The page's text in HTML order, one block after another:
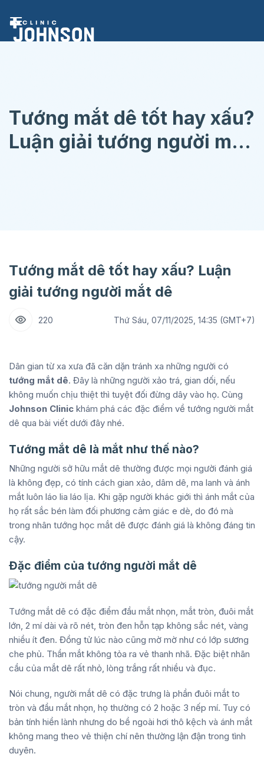
đến
Tướng mắt dê tốt hay xấu?
Luận giải tướng người mắt
Tướng mắt dê tốt hay xấu? Luận
giải tướng người mắt dê
220 Thứ Sáu, 07/11/2025, 14:35 (GMT+7)
Dân gian từ xa xưa đã căn dặn tránh xa những người có
tướng mắt dê. Đây là những người xảo trá, gian dối, nếu
không muốn chịu thiệt thì tuyệt đối đừng dây vào họ. Cùng
Johnson Clinic khám phá các đặc điểm về tướng người mắt
dê qua bài viết dưới đây nhé.
Tướng mắt dê là mắt như thế nào?
Những người sở hữu mắt dê thường được mọi người đánh giá
là không đẹp, có tính cách gian xảo, dâm dê, ma lanh và ánh
mắt luôn láo lia láo lịa. Khi gặp người khác giới thì ánh mắt của
họ rất sắc bén làm đối phương cảm giác e dè, do đó mà
trong nhân tướng học mắt dê được đánh giá là không đáng tin
cậy.
Đặc điểm của tướng người mắt dê
Tướng mắt dê có đặc điểm đầu mắt nhọn, mắt tròn, đuôi mắt
lớn, 2 mí dài và rõ nét, tròn đen hỗn tạp không sắc nét, vàng
nhiều ít đen. Đồng tử lúc nào cũng mờ mờ như có lớp sương
che phủ. Thần mắt không tỏa ra vẻ thanh nhã. Đặc biệt nhãn
cầu của mắt dê rất nhỏ, lòng trắng rất nhiều và đục.
Nói chung, người mắt dê có đặc trưng là phần đuôi mắt to
tròn và đầu mắt nhọn, họ thường có 2 hoặc 3 nếp mí. Tuy có
bản tính hiền lành nhưng do bề ngoài hơi thô kệch và ánh mắt
không mang theo vẻ thiện chí nên thường lận đận trong tình
duyên.